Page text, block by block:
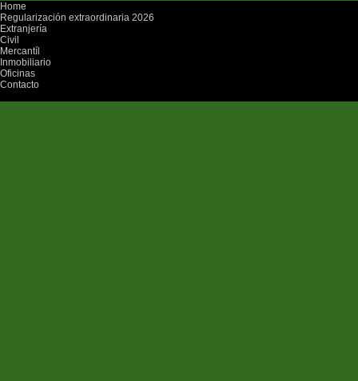
Home
Regularización extraordinaria 2026
Extranjería
Civil
Mercantíl
Inmobiliario
Oficinas
Contacto